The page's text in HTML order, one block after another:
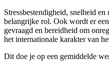
Stressbestendigheid, snelheid
belangrijke rol. Ook wordt er
gevraagd en bereidheid om
het internationale karakter van
Dit doe je op een gemiddelde